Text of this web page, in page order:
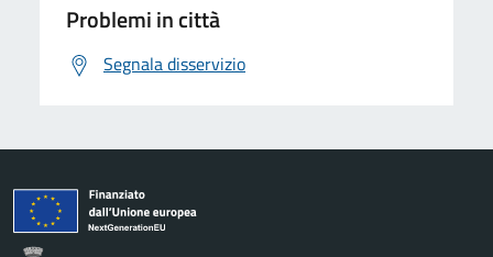
Problemi in città
Segnala disservizio